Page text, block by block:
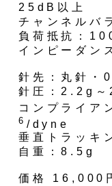
25dB以上
チャンネルバ
負荷抵抗：
インピーダン
針先：丸針・
針圧：2.2g
コンプライア
6 /dyne
垂直トラッキ
自重：8.5g
価格 16,000